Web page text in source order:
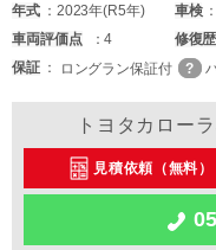
年式 2023年(R5年) 車検
車両評価点 4 修復歴
保証
ロングラン保証付
トヨタカロー
見積依頼（無料）